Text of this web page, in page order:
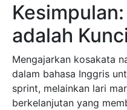
adalah Kunci
Mengajarkan kosakata
dalam bahasa Inggris
sprint, melainkan lari
berkelanjutan yang